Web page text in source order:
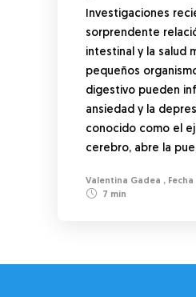
Investigaciones
sorprendente
intestinal y la salud
pequeños
digestivo pueden
ansiedad y la
conocido como el
cerebro, abre la
Valentina Gadea ,
7 min